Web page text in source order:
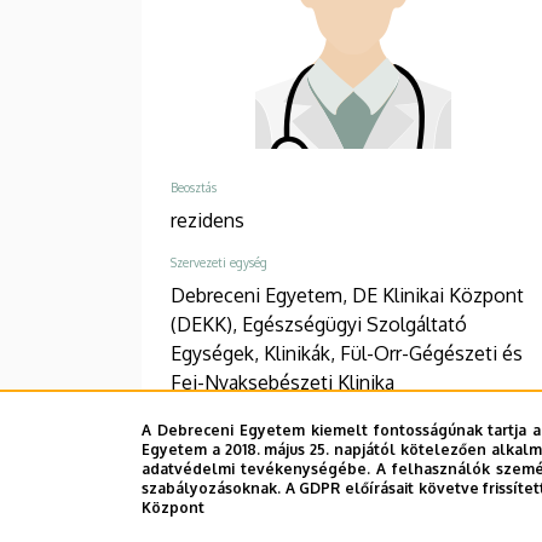
A Debreceni Egyetem kiemelt fontosságúnak
Egyetem a 2018. május 25. napjától kötelezően
adatvédelmi tevékenységébe. A felhasználók
szabályozásoknak. A GDPR előírásait követve
Központ
Beosztás
rezidens
Szervezeti egység
Debreceni Egyetem, DE Klinikai Központ
(DEKK), Egészségügyi Szolgáltató
Egységek, Klinikák, Fül-Orr-Gégészeti és
Fej-Nyaksebészeti Klinika
Telefon
+36 52 511 777 / 1185
Cím